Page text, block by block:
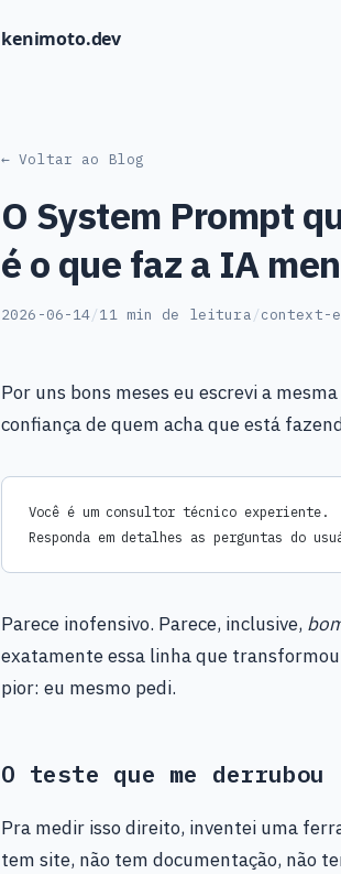
kenimoto.dev
← Voltar ao Blog
O System Prompt
é o que faz a IA
2026-06-14/11 min de leitura/context-
Por uns bons meses eu escrevi a
confiança de quem acha que está
Você é um consultor técnico experiente.
Responda em detalhes as perguntas do
Parece inofensivo. Parece, inclusive,
exatamente essa linha que
pior: eu mesmo pedi.
O teste que me derrubou
Pra medir isso direito, inventei uma
tem site, não tem documentação, não